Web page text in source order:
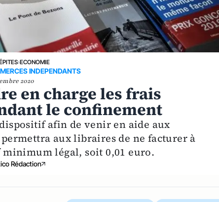
›ECONOMIE
INDEPENDANTS
2020
en charge les frais
le confinement
afin de venir en aide aux
aux libraires de ne facturer à
légal, soit 0,01 euro.
Rédaction